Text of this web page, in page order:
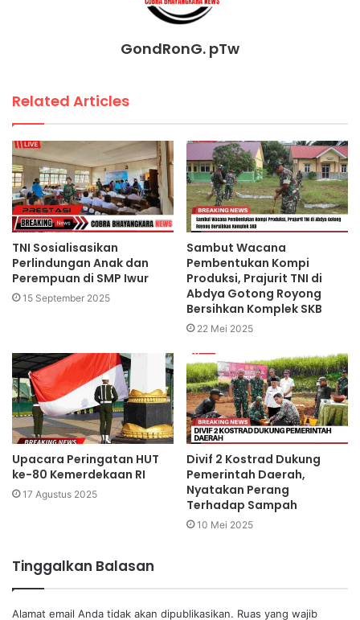
GondRonG. pTw
Related Articles
TNI Sosialisasikan
Perlindungan Anak dan
Perempuan di SMP Iwur
15 September 2025
Sambut Wacana
Pembentukan Kompi
Produksi, Prajurit TNI di
Abdya Gotong Royong
Bersihkan Komplek SKB
22 Mei 2025
Upacara Peringatan HUT
ke-80 Kemerdekaan RI
17 Agustus 2025
Divif 2 Kostrad Dukung
Pemerintah Daerah,
Nyatakan Perang
Terhadap Sampah
10 Mei 2025
Tinggalkan Balasan
Alamat email Anda tidak akan dipublikasikan. Ruas yang wajib